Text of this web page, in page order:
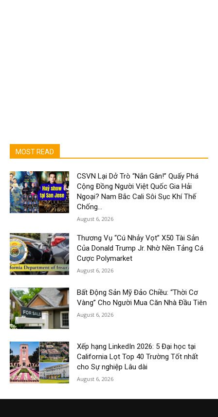
MOST READ
CSVN Lại Dở Trò “Nắn Gân!” Quấy Phá
Cộng Đồng Người Việt Quốc Gia Hải
Ngoại? Nam Bắc Cali Sôi Sục Khí Thế
Chống...
August 6, 2026
Thương Vụ “Cú Nhảy Vọt” X50 Tài Sản
Của Donald Trump Jr. Nhờ Nền Tảng Cá
Cược Polymarket
August 6, 2026
Bất Động Sản Mỹ Đảo Chiều: “Thời Cơ
Vàng” Cho Người Mua Căn Nhà Đầu Tiên
August 6, 2026
Xếp hạng LinkedIn 2026: 5 Đại học tại
California Lọt Top 40 Trường Tốt nhất
cho Sự nghiệp Lâu dài
August 6, 2026